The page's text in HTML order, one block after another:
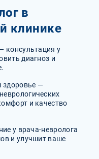
в
клинике
консультация у
диагноз и
здоровье —
и качество
у врача-невролога
и улучшит ваше